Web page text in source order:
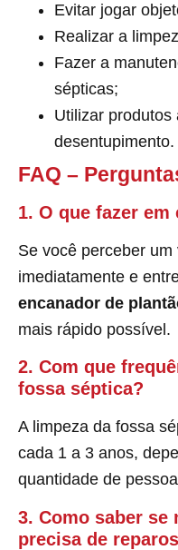
Evitar jogar
Realizar a
Fazer a
sépticas;
Utilizar produtos
desentupimento.
FAQ –
1. O que fazer em
Se você perceber
imediatamente e
encanador de
mais rápido possível.
2. Com que
fossa séptica?
A limpeza da fossa
cada 1 a 3 anos,
quantidade de
3. Como saber se
precisa de